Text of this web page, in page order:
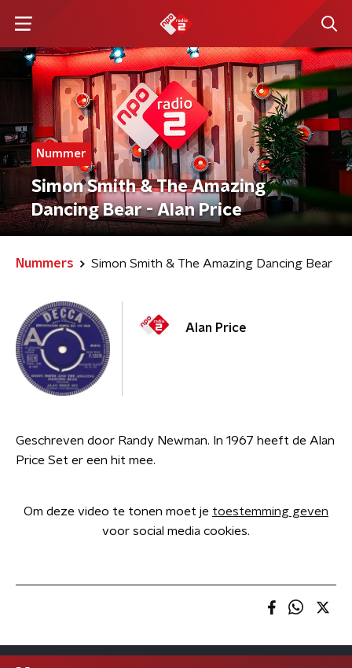
Nummer
Simon Smith & The Amazing
Dancing Bear - Alan Price
Nummers Simon Smith & The Amazing Dancing Bear
Alan Price
Geschreven door Randy Newman. In 1967 heeft de Alan
Price Set er een hit mee.
Om deze video te tonen moet je toestemming geven
voor social media cookies.